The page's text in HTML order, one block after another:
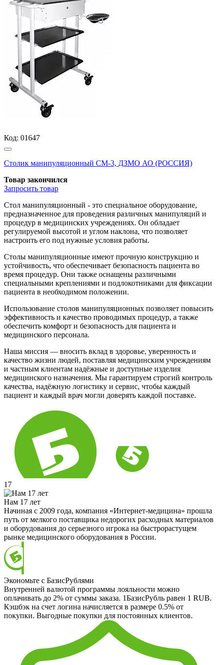
Код: 01647
Столик манипуляционный СМ-3, ДЗМО АО (РОССИЯ)
Товар закончился
Запросить товар
Стол манипуляционный - это специальное оборудование,
предназначенное для проведения различных манипуляций и
процедур в медицинских учреждениях. Он обладает
регулируемой высотой и углом наклона, что позволяет
настроить его под нужные условия работы.
Столы манипуляционные имеют прочную конструкцию и
устойчивость, что обеспечивает безопасность пациента во
время процедур. Они также оснащены различными
специальными креплениями и подлокотниками для фиксации
пациента в необходимом положении.
Использование столов манипуляционных позволяет повысить
эффективность и качество проводимых процедур, а также
обеспечить комфорт и безопасность для пациента и
медицинского персонала.
Наша миссия — вносить вклад в здоровье, уверенность и
качество жизни людей, поставляя медицинским учреждениям
и частным клиентам надёжные и доступные изделия
медицинского назначения. Мы гарантируем строгий контроль
качества, надёжную логистику и сервис, чтобы каждый
пациент и каждый врач могли доверять каждой поставке.
17
Нам 17 лет
Начиная с 2009 года, компания «Интернет-медицина» прошла
путь от мелкого поставщика недорогих расходных материалов
и оборудования до серьезного игрока на быстрорастущем
рынке медицинского оборудования в России.
Экономьте с БазисРублями
Внутренней валютой программы лояльности можно
оплачивать до 2% от суммы заказа. 1БазисРубль равен 1 RUB.
Кэшбэк на счет логина начисляется в размере 0.5% от
покупки. Выгодные покупки для постоянных клиентов.